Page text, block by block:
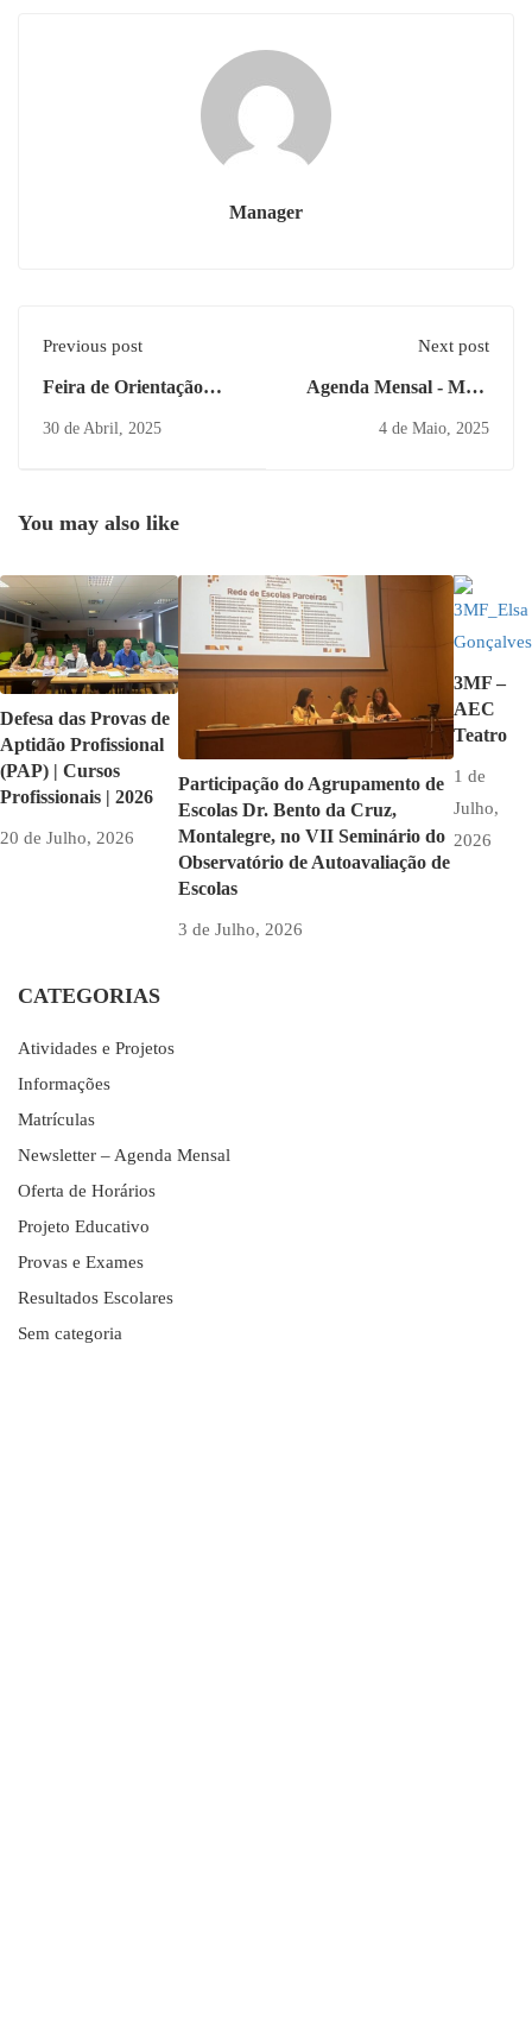
Manager
Previous post
Feira de Orientação
30 de Abril, 2025
Next post
Agenda Mensal - Maio
4 de Maio, 2025
You may also like
Defesa das Provas de
Aptidão Profissional
(PAP) | Cursos
Profissionais | 2026
20 de Julho, 2026
Participação do Agrupamento de
Escolas Dr. Bento da Cruz,
Montalegre, no VII Seminário do
Observatório de Autoavaliação de
Escolas
3 de Julho, 2026
3MF –
AEC
Teatro
1 de
Julho,
2026
CATEGORIAS
Atividades e Projetos
Informações
Matrículas
Newsletter – Agenda Mensal
Oferta de Horários
Projeto Educativo
Provas e Exames
Resultados Escolares
Sem categoria